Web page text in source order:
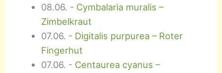
08.06. - Cymbalaria muralis –
Zimbelkraut
07.06. - Digitalis purpurea – Roter
Fingerhut
07.06. - Centaurea cyanus –